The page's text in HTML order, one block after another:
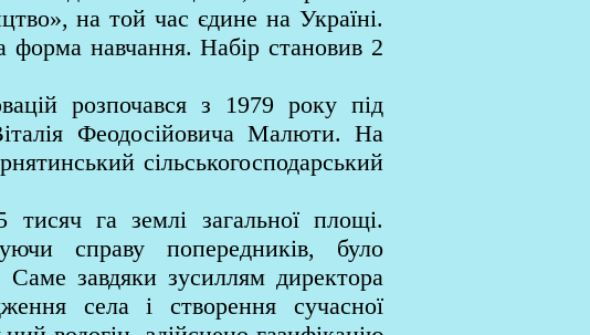
на той час єдине на Україні.
форма навчання. Набір становив 2
розпочався з 1979 року під
Феодосійовича Малюти. На
сільськогосподарський
га землі загальної площі.
справу попередників, було
завдяки зусиллям директора
села і створення сучасної